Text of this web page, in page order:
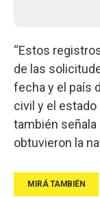
“Estos
de las
fecha y el país
civil y el estado
también señala
obtuvieron la